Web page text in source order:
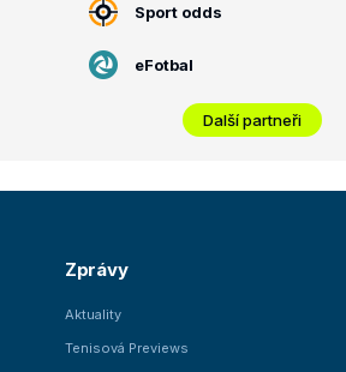
Sport odds
eFotbal
Další partneři
Zprávy
Aktuality
Tenisová Previews